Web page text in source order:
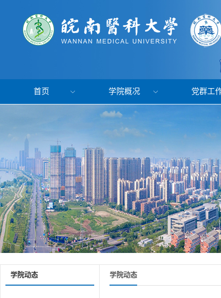
首页 学院概况 党群工
学院动态 学院动态